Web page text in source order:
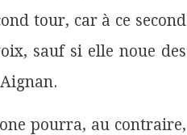
tour, car à ce second
sauf si elle noue des
pourra, au contraire,